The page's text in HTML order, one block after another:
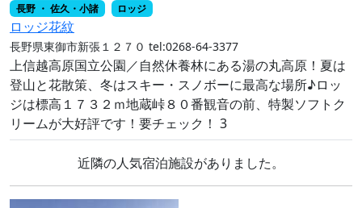
長野 ・ 佐久・小諸 ロッジ
ロッジ花紋
長野県東御市新張１２７０ tel:0268-64-3377
上信越高原国立公園／自然休養林にある湯の丸高原！夏は
登山と花散策、冬はスキー・スノボーに最高な場所♪ロッ
ジは標高１７３２ｍ地蔵峠８０番観音の前、特製ソフトク
リームが大好評です！要チェック！ 3
近隣の人気宿泊施設がありました。